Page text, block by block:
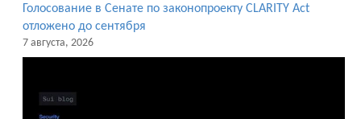
Голосование в Сенате по законопроекту CLARITY Act
отложено до сентября
7 августа, 2026